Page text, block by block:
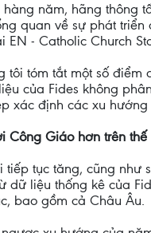
năm, hãng thông
quan về sự phát
EN - Catholic Church
tôi tóm tắt một số
của Fides không
xác định các xu
Công Giáo hơn trên
tiếp tục tăng, cũng
dữ liệu thống kê của
bao gồm cả Châu Âu.